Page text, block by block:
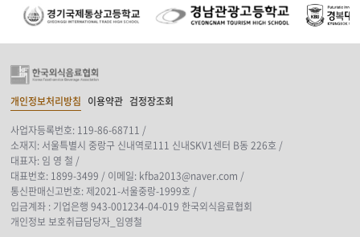
개인정보처리방침 이용약관 검정장조회
사업자등록번호: 119-86-68711 /
소재지: 서울특별시 중랑구 신내역로111 신내SKV1센터 B동 226호 /
대표자: 임 영 철 /
대표번호: 1899-3499 / 이메일: kfba2013@naver.com /
통신판매신고번호: 제2021-서울중랑-1999호 /
입금계좌 : 기업은행 943-001234-04-019 한국외식음료협회
개인정보 보호취급담당자_임영철